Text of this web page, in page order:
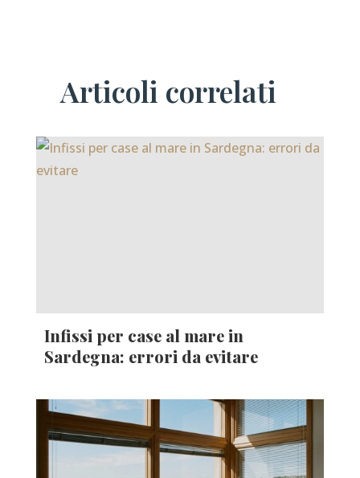
Articoli correlati
Infissi per case al mare in
Sardegna: errori da evitare